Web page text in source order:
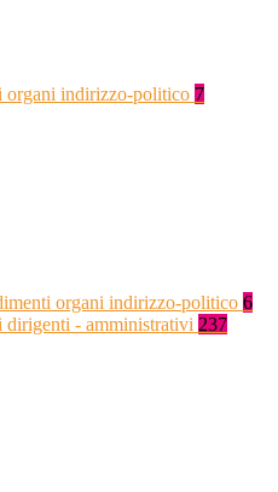
organi indirizzo-politico 7
organi indirizzo-politico 6
dirigenti - amministrativi 237